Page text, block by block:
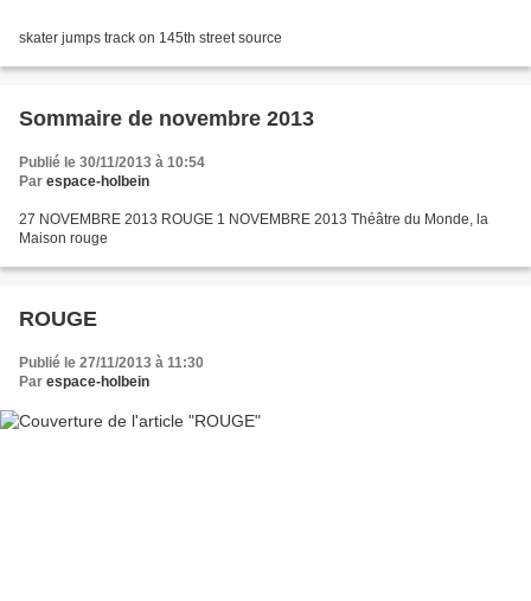
skater jumps track on 145th street source
Sommaire de novembre 2013
Publié le 30/11/2013 à 10:54
Par espace-holbein
27 NOVEMBRE 2013 ROUGE 1 NOVEMBRE 2013 Théâtre du Monde, la
Maison rouge
ROUGE
Publié le 27/11/2013 à 11:30
Par espace-holbein